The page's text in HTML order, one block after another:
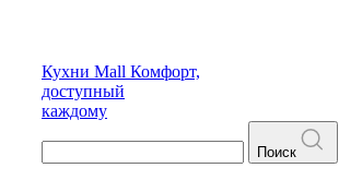
Кухни Mall Комфорт,
доступный
каждому
Поиск